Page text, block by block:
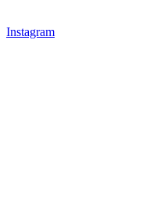
Instagram